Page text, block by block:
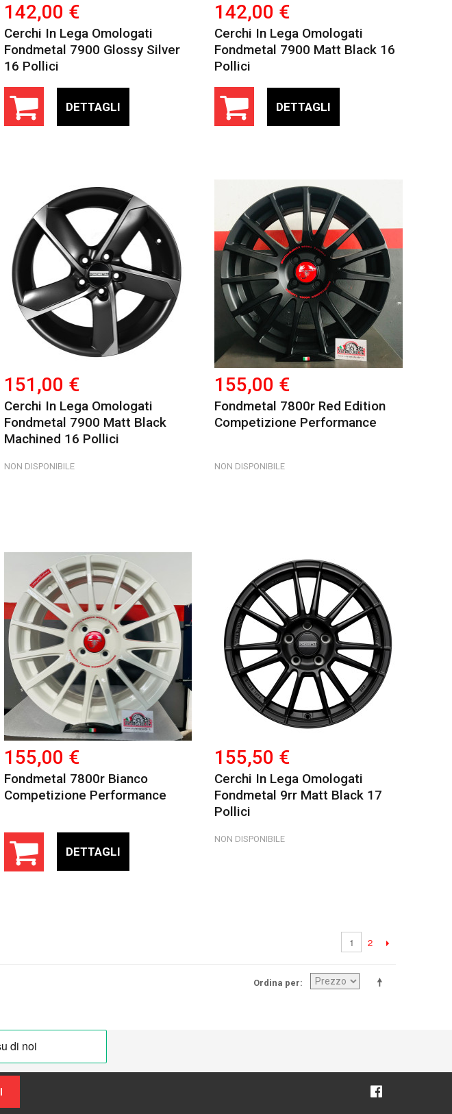
142,00 €
Cerchi In Lega Omologati
Fondmetal 7900 Glossy Silver
16 Pollici
DETTAGLI
142,00 €
Cerchi In Lega Omologati
Fondmetal 7900 Matt Black 16
Pollici
DETTAGLI
151,00 €
Cerchi In Lega Omologati
Fondmetal 7900 Matt Black
Machined 16 Pollici
NON DISPONIBILE
155,00 €
Fondmetal 7800r Red Edition
Competizione Performance
NON DISPONIBILE
155,00 €
Fondmetal 7800r Bianco
Competizione Performance
DETTAGLI
155,50 €
Cerchi In Lega Omologati
Fondmetal 9rr Matt Black 17
Pollici
NON DISPONIBILE
1 2
Ordina per